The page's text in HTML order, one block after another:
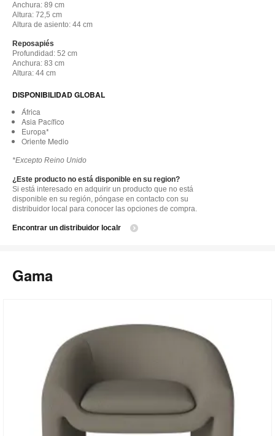
Anchura: 89 cm
Altura: 72,5 cm
Altura de asiento: 44 cm
Reposapiés
Profundidad: 52 cm
Anchura: 83 cm
Altura: 44 cm
DISPONIBILIDAD GLOBAL
África
Asia Pacífico
Europa*
Oriente Medio
*Excepto Reino Unido
¿Este producto no está disponible en su region?
Si está interesado en adquirir un producto que no está
disponible en su región, póngase en contacto con su
distribuidor local para conocer las opciones de compra.
Encontrar un distribuidor localr
Gama